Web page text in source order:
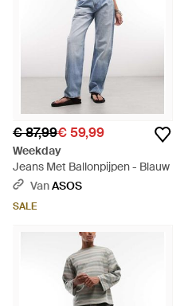
€ 87,99€ 59,99
Weekday
Jeans Met Ballonpijpen - Blauw
VanASOS
SALE